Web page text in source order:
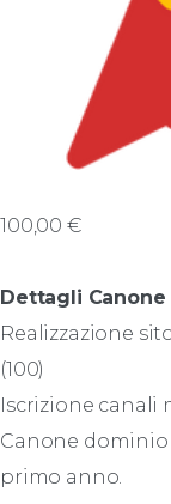
100,00 €
Dettagli
Realizzazione
(100)
Iscrizione canali
Canone
primo anno.